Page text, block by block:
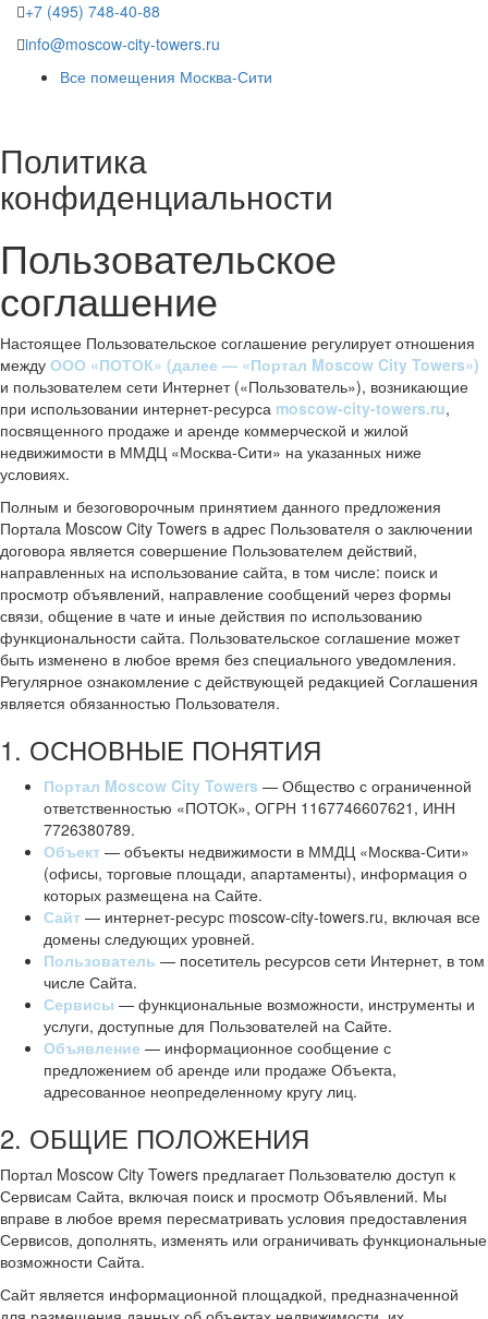
+7 (495) 748-40-88
info@moscow-city-towers.ru
Все помещения Москва-Сити
Политика
конфиденциальности
Пользовательское
соглашение
Настоящее Пользовательское соглашение регулирует отношения
между ООО «ПОТОК» (далее — «Портал Moscow City Towers»)
и пользователем сети Интернет («Пользователь»), возникающие
при использовании интернет-ресурса moscow-city-towers.ru,
посвященного продаже и аренде коммерческой и жилой
недвижимости в ММДЦ «Москва-Сити» на указанных ниже
условиях.
Полным и безоговорочным принятием данного предложения
Портала Moscow City Towers в адрес Пользователя о заключении
договора является совершение Пользователем действий,
направленных на использование сайта, в том числе: поиск и
просмотр объявлений, направление сообщений через формы
связи, общение в чате и иные действия по использованию
функциональности сайта. Пользовательское соглашение может
быть изменено в любое время без специального уведомления.
Регулярное ознакомление с действующей редакцией Соглашения
является обязанностью Пользователя.
1. ОСНОВНЫЕ ПОНЯТИЯ
Портал Moscow City Towers — Общество с ограниченной
ответственностью «ПОТОК», ОГРН 1167746607621, ИНН
7726380789.
Объект — объекты недвижимости в ММДЦ «Москва-Сити»
(офисы, торговые площади, апартаменты), информация о
которых размещена на Сайте.
Сайт — интернет-ресурс moscow-city-towers.ru, включая все
домены следующих уровней.
Пользователь — посетитель ресурсов сети Интернет, в том
числе Сайта.
Сервисы — функциональные возможности, инструменты и
услуги, доступные для Пользователей на Сайте.
Объявление — информационное сообщение с
предложением об аренде или продаже Объекта,
адресованное неопределенному кругу лиц.
2. ОБЩИЕ ПОЛОЖЕНИЯ
Портал Moscow City Towers предлагает Пользователю доступ к
Сервисам Сайта, включая поиск и просмотр Объявлений. Мы
вправе в любое время пересматривать условия предоставления
Сервисов, дополнять, изменять или ограничивать функциональные
возможности Сайта.
Сайт является информационной площадкой, предназначенной